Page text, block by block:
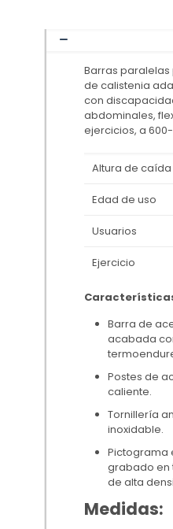
Barras
de calistenia
con
abdominales,
ejercicios, a
Altura de caída
Edad de uso
Usuarios
Ejercicio
Barra de
acabada
Postes de
caliente.
Tornillería
inoxidable.
Pictograma
grabado en
de alta
Medidas: